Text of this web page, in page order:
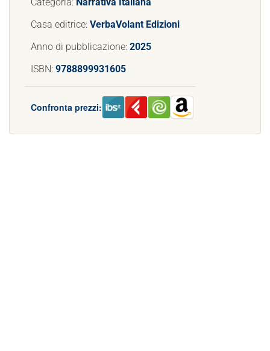
Casa editrice: VerbaVolant Edizioni
Anno di pubblicazione: 2025
ISBN: 9788899931605
Confronta prezzi: